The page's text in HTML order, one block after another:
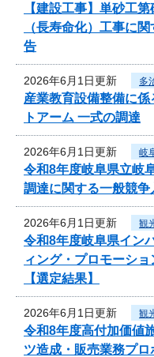
【建設工事】単砂工
（長寿命化）工事に
告
2026年6月1日更新 多
産業教育設備整備に
トアーム 一式の調達
2026年6月1日更新 岐
令和8年度岐阜県立岐
調達に関する一般競争
2026年6月1日更新 観
令和8年度岐阜県イン
ィング・プロモーシ
【選定結果】
2026年6月1日更新 観
令和8年度高付加価値
ツ造成・販売業務プロ